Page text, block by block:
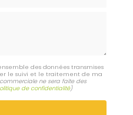
des données transmises
le suivi et le traitement de ma
ne sera faite des
de confidentialité)